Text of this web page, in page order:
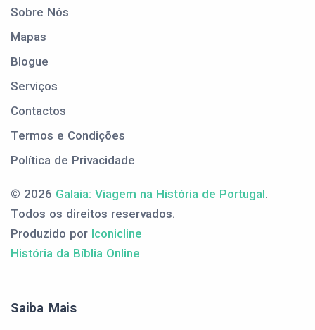
Sobre Nós
Mapas
Blogue
Serviços
Contactos
Termos e Condições
Política de Privacidade
© 2026 Galaia: Viagem na História de Portugal.
Todos os direitos reservados.
Produzido por Iconicline
História da Bíblia Online
Saiba Mais